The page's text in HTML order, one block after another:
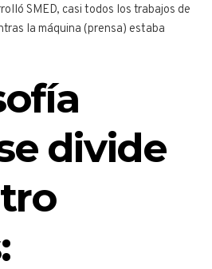
SMED, casi todos los trabajos de
la máquina (prensa) estaba
divide